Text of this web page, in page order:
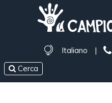
Italiano |
Cerca